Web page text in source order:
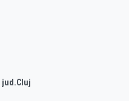
jud.Cluj